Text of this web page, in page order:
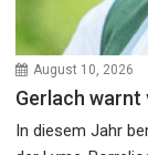
August 10, 2026
Gerlach warnt
In diesem Jahr